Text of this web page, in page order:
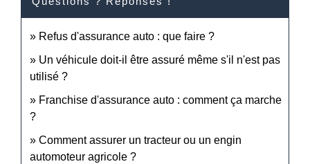
Refus d'assurance auto : que faire ?
Un véhicule doit-il être assuré même s'il n'est pas
utilisé ?
Franchise d'assurance auto : comment ça marche
?
Comment assurer un tracteur ou un engin
automoteur agricole ?